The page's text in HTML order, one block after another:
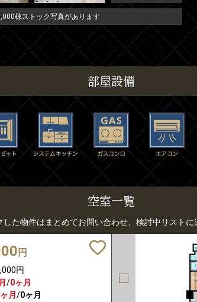
棟ストック写真があります
部屋設備
空室一覧
した物件はまとめてお問い合わせ、検討中リストに
円
円
/0ヶ月
月 /0ヶ月